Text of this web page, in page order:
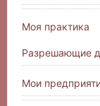
Моя практика
Разрешающие
Мои